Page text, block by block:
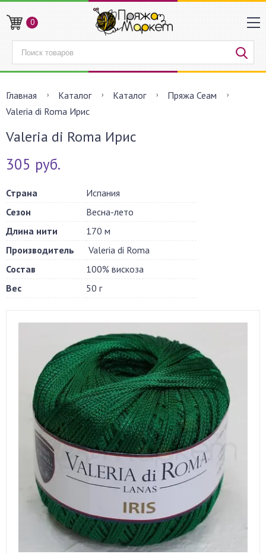
0
Главная Каталог Каталог
Пряжа Сеам
Valeria di Roma Ирис
Valeria di Roma Ирис
305 руб.
Страна
Испания
Сезон
Весна-лето
Длина нити
170 м
Производитель
Valeria di Roma
Состав
100% вискоза
Вес
50 г